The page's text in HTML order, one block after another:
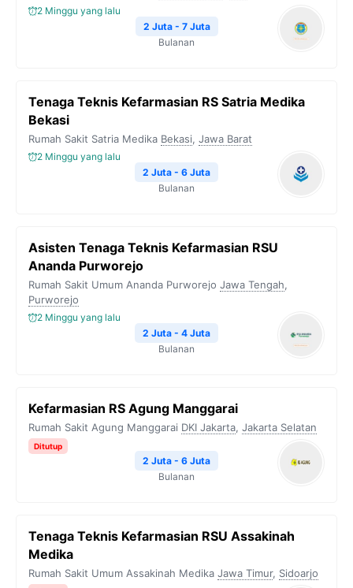
2 Minggu yang lalu
2 Juta - 7 Juta
Bulanan
Tenaga Teknis Kefarmasian RS Satria Medika
Bekasi
Rumah Sakit Satria Medika Bekasi, Jawa Barat
2 Minggu yang lalu
2 Juta - 6 Juta
Bulanan
Asisten Tenaga Teknis Kefarmasian RSU
Ananda Purworejo
Rumah Sakit Umum Ananda Purworejo Jawa Tengah,
Purworejo
2 Minggu yang lalu
2 Juta - 4 Juta
Bulanan
Kefarmasian RS Agung Manggarai
Rumah Sakit Agung Manggarai DKI Jakarta, Jakarta Selatan
Ditutup
2 Juta - 6 Juta
Bulanan
Tenaga Teknis Kefarmasian RSU Assakinah
Medika
Rumah Sakit Umum Assakinah Medika Jawa Timur, Sidoarjo